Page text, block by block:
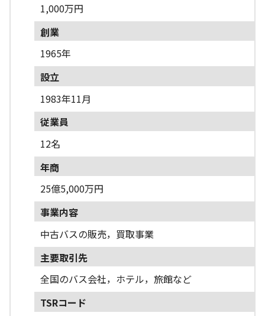
1,000万円
創業
1965年
設立
1983年11月
従業員
12名
年商
25億5,000万円
事業内容
中古バスの販売，買取事業
主要取引先
全国のバス会社，ホテル，旅館など
TSRコード